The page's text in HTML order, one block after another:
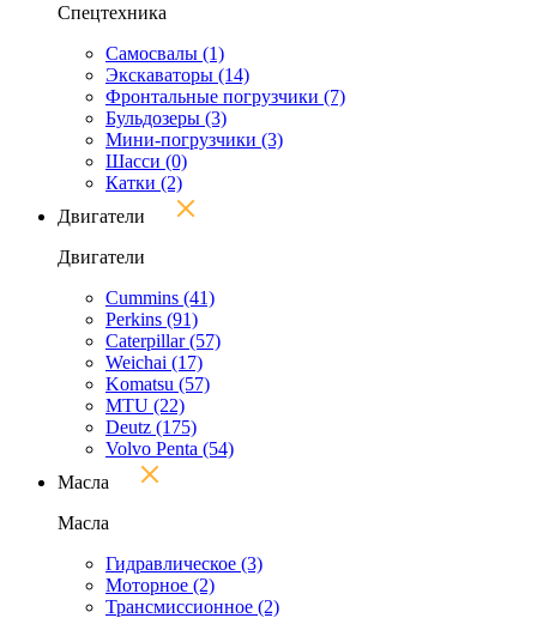
Спецтехника
Самосвалы (1)
Экскаваторы (14)
Фронтальные погрузчики (7)
Бульдозеры (3)
Мини-погрузчики (3)
Шасси (0)
Катки (2)
Двигатели
Двигатели
Cummins (41)
Perkins (91)
Caterpillar(57)
Weichai (17)
Komatsu (57)
MTU (22)
Deutz (175)
Volvo Penta (54)
Масла
Масла
Гидравлическое (3)
Моторное (2)
Трансмиссионное (2)